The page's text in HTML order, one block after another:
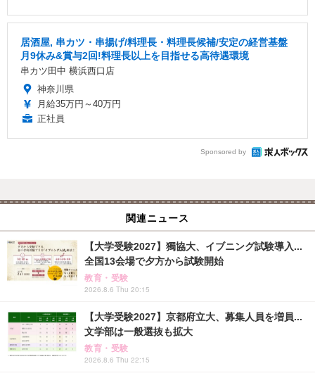
居酒屋, 串カツ・串揚げ/料理長・料理長候補/安定の経営基盤
月9休み&賞与2回!料理長以上を目指せる高待遇環境
串カツ田中 横浜西口店
神奈川県
月給35万円～40万円
正社員
Sponsored by
関連ニュース
【大学受験2027】獨協大、イブニング試験導入...
全国13会場で夕方から試験開始
教育・受験
2026.8.6 Thu 20:15
【大学受験2027】京都府立大、募集人員を増員...
文学部は一般選抜も拡大
教育・受験
2026.8.6 Thu 22:15